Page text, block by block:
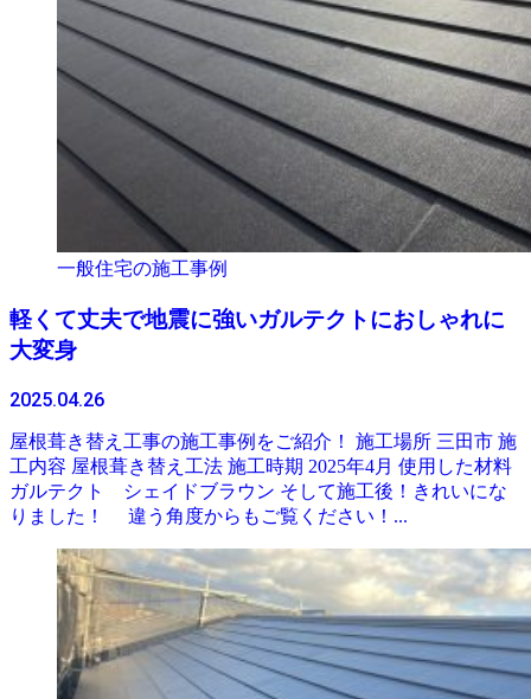
一般住宅の施工事例
軽くて丈夫で地震に強いガルテクトにおしゃれに
大変身
2025.04.26
屋根葺き替え工事の施工事例をご紹介！ 施工場所 三田市 施
工内容 屋根葺き替え工法 施工時期 2025年4月 使用した材料
ガルテクト シェイドブラウン そして施工後！きれいにな
りました！ 違う角度からもご覧ください！...